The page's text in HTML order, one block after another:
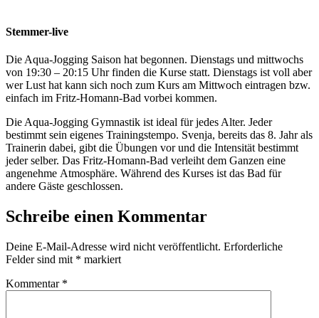
Stemmer-live
Die Aqua-Jogging Saison hat begonnen. Dienstags und mittwochs
von 19:30 – 20:15 Uhr finden die Kurse statt. Dienstags ist voll aber
wer Lust hat kann sich noch zum Kurs am Mittwoch eintragen bzw.
einfach im Fritz-Homann-Bad vorbei kommen.
Die Aqua-Jogging Gymnastik ist ideal für jedes Alter. Jeder
bestimmt sein eigenes Trainingstempo. Svenja, bereits das 8. Jahr als
Trainerin dabei, gibt die Übungen vor und die Intensität bestimmt
jeder selber. Das Fritz-Homann-Bad verleiht dem Ganzen eine
angenehme Atmosphäre. Während des Kurses ist das Bad für
andere Gäste geschlossen.
Schreibe einen Kommentar
Deine E-Mail-Adresse wird nicht veröffentlicht. Erforderliche
Felder sind mit * markiert
Kommentar *